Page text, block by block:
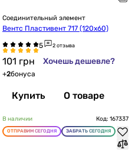
Соединительный элемент
Вентс Пластивент 717 (120х60)
2 отзыва
101 грн Хочешь дешевле?
+2бонуса
Купить О товаре
В наличии Код: 167337
ОТПРАВИМ СЕГОДНЯ ЗАБРАТЬ СЕГОДНЯ